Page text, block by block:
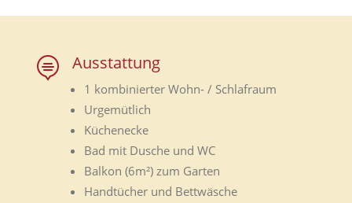
 Ausstattung
1 kombinierter Wohn- / Schlafraum
Urgemütlich
Küchenecke
Bad mit Dusche und WC
Balkon (6m²) zum Garten
Handtücher und Bettwäsche